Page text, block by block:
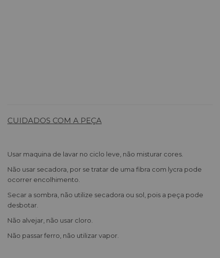
CUIDADOS COM A PEÇA
Usar maquina de lavar no ciclo leve, não misturar cores.
Não usar secadora, por se tratar de uma fibra com lycra pode
ocorrer encolhimento.
Secar a sombra, não utilize secadora ou sol, pois a peça pode
desbotar.
Não alvejar, não usar cloro.
Não passar ferro, não utilizar vapor.